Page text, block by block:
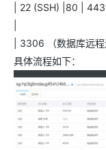
| 22 (SSH) |80 | 443
| 3306 （数据库远
具体流程如下：